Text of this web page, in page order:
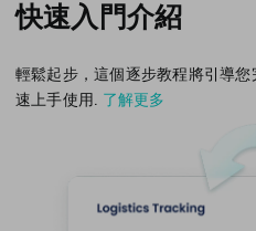
快速入門介紹
輕鬆起步，這個逐步教程將引導
速上手使用. 了解更多